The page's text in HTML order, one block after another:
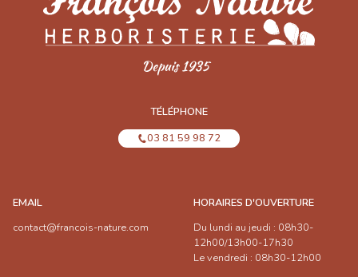
TÉLÉPHONE
03 81 59 98 72
EMAIL
contact@francois-nature.com
HORAIRES D'OUVERTURE
Du lundi au jeudi : 08h30-
12h00/13h00-17h30
Le vendredi : 08h30-12h00